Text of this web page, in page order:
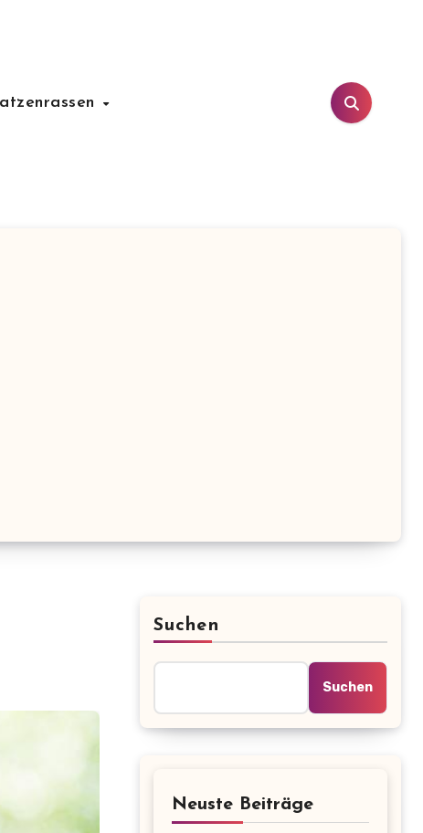
Suchen
Suchen
Neuste Beiträge